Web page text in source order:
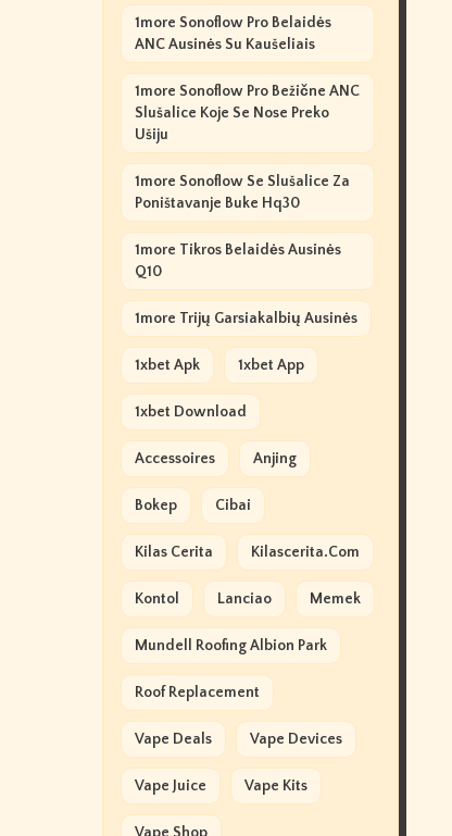
1more Sonoflow Pro Belaidės
ANC Ausinės Su Kaušeliais
1more Sonoflow Pro Bežične ANC
Slušalice Koje Se Nose Preko
Ušiju
1more Sonoflow Se Slušalice Za
Poništavanje Buke Hq30
1more Tikros Belaidės Ausinės
Q10
1more Trijų Garsiakalbių Ausinės
1xbet Apk 1xbet App
1xbet Download
Accessoires Anjing
Bokep Cibai
Kilas Cerita Kilascerita.com
Kontol Lanciao Memek
Mundell Roofing Albion Park
Roof Replacement
Vape Deals Vape Devices
Vape Juice Vape Kits